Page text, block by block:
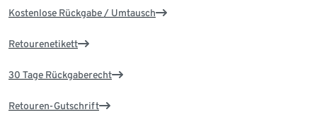
Kostenlose Rückgabe / Umtausch
Retourenetikett
30 Tage Rückgaberecht
Retouren-Gutschrift